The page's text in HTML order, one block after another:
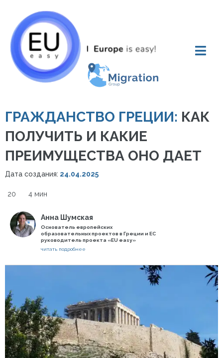
ГРАЖДАНСТВО ГРЕЦИИ: КАК
ПОЛУЧИТЬ И КАКИЕ
ПРЕИМУЩЕСТВА ОНО ДАЕТ
Дата создания: 24.04.2025
20 4 мин
Анна Шумская
Основатель европейских
образовательных проектов в Греции и ЕС
руководитель проекта «EU easy»
читать подробнее